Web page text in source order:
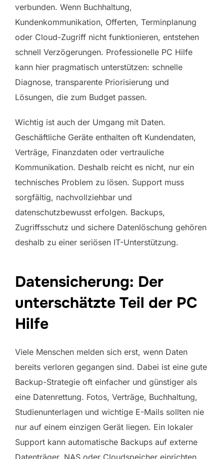
verbunden. Wenn Buchhaltung,
Kundenkommunikation, Offerten, Terminplanung
oder Cloud-Zugriff nicht funktionieren, entstehen
schnell Verzögerungen. Professionelle PC Hilfe
kann hier pragmatisch unterstützen: schnelle
Diagnose, transparente Priorisierung und
Lösungen, die zum Budget passen.
Wichtig ist auch der Umgang mit Daten.
Geschäftliche Geräte enthalten oft Kundendaten,
Verträge, Finanzdaten oder vertrauliche
Kommunikation. Deshalb reicht es nicht, nur ein
technisches Problem zu lösen. Support muss
sorgfältig, nachvollziehbar und
datenschutzbewusst erfolgen. Backups,
Zugriffsschutz und sichere Datenlöschung gehören
deshalb zu einer seriösen IT-Unterstützung.
Datensicherung: Der
unterschätzte Teil der PC
Hilfe
Viele Menschen melden sich erst, wenn Daten
bereits verloren gegangen sind. Dabei ist eine gute
Backup-Strategie oft einfacher und günstiger als
eine Datenrettung. Fotos, Verträge, Buchhaltung,
Studienunterlagen und wichtige E-Mails sollten nie
nur auf einem einzigen Gerät liegen. Ein lokaler
Support kann automatische Backups auf externe